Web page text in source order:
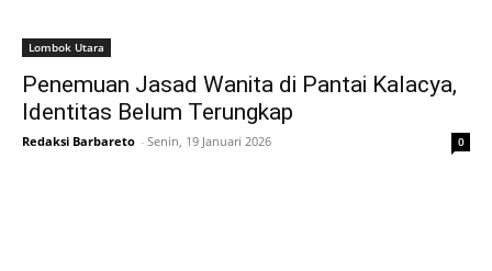
Lombok Utara
Penemuan Jasad Wanita di Pantai Kalacya,
Identitas Belum Terungkap
Redaksi Barbareto - Senin, 19 Januari 2026 0